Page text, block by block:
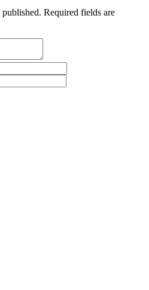
Required fields are